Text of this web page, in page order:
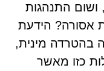
ושום התנהגות
אסורה? הידעת
בהטרדה מינית,
כזו מאשר